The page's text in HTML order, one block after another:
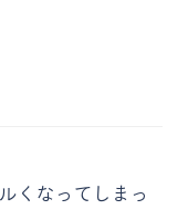
くなってしまっ